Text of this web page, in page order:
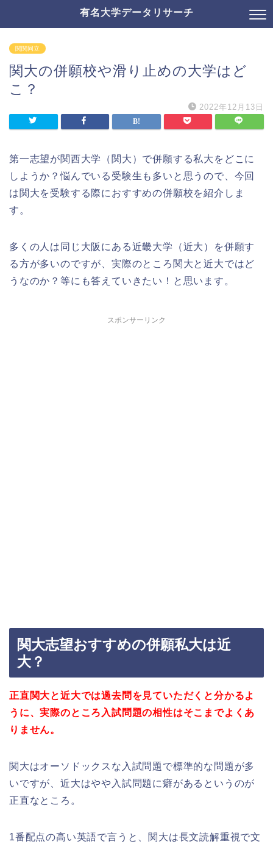
有名大学データリサーチ
関関同立
関大の併願校や滑り止めの大学はど
こ？
2022年12月13日
第一志望が関西大学（関大）で併願する私大をどこに
しようか？悩んでいる受験生も多いと思うので、今回
は関大を受験する際におすすめの併願校を紹介しま
す。
多くの人は同じ大阪にある近畿大学（近大）を併願す
る方が多いのですが、実際のところ関大と近大ではど
うなのか？等にも答えていきたい！と思います。
スポンサーリンク
関大志望おすすめの併願私大は近
大？
正直関大と近大では過去問を見ていただくと分かるよ
うに、実際のところ入試問題の相性はそこまでよくあ
りません。
関大はオーソドックスな入試問題で標準的な問題が多
いですが、近大はやや入試問題に癖があるというのが
正直なところ。
1番配点の高い英語で言うと、関大は長文読解重視で文